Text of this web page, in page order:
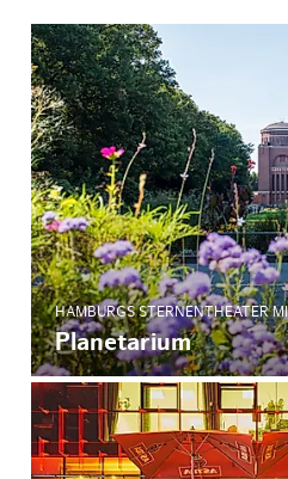
HAMBURGS STERNENTHEATER
Planetarium